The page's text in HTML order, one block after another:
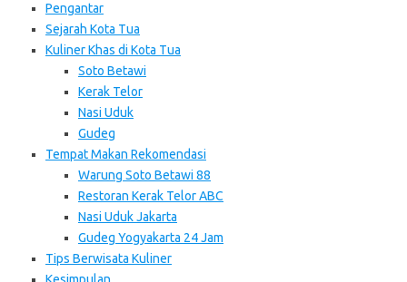
Pengantar
Sejarah Kota Tua
Kuliner Khas di Kota Tua
Soto Betawi
Kerak Telor
Nasi Uduk
Gudeg
Tempat Makan Rekomendasi
Warung Soto Betawi 88
Restoran Kerak Telor ABC
Nasi Uduk Jakarta
Gudeg Yogyakarta 24 Jam
Tips Berwisata Kuliner